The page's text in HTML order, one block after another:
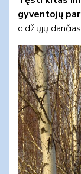
gyventojų
didžiųjų